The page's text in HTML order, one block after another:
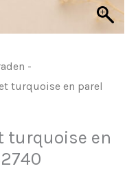
-
turquoise en parel
turquoise en